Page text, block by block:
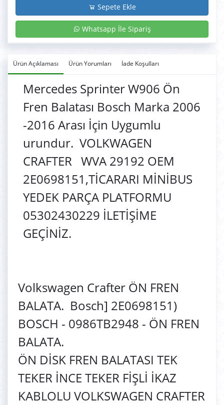
Sepete Ekle
Whatsapp İle Sipariş
Ürün Açıklaması Ürün Yorumları İade Koşulları
Mercedes Sprinter W906 Ön
Fren Balatası Bosch Marka 2006
-2016 Arası İçin Uygumlu
urundur. VOLKWAGEN
CRAFTER WVA 29192 OEM
2E0698151,TİCARARI MİNİBUS
YEDEK PARÇA PLATFORMU
05302430229 İLETİŞİME
GEÇİNİZ.
Volkswagen Crafter ÖN FREN
BALATA. Bosch] 2E0698151)
BOSCH - 0986TB2948 - ÖN FREN
BALATA.
ÖN DİSK FREN BALATASI TEK
TEKER İNCE TEKER FİŞLİ İKAZ
KABLOLU VOLKSWAGEN CRAFTER